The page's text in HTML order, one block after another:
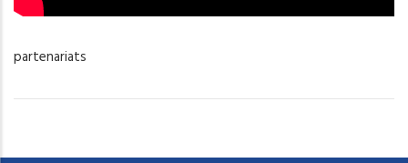
partenariats